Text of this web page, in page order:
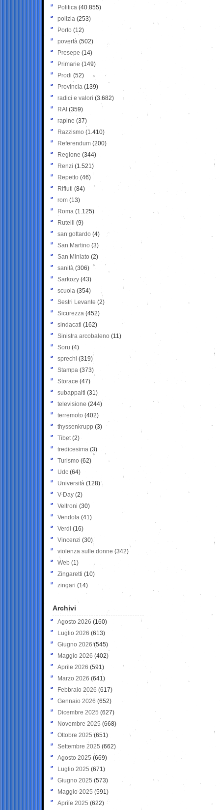
Politica (40.855)
polizia (253)
Porto (12)
povertà (502)
Presepe (14)
Primarie (149)
Prodi (52)
Provincia (139)
radici e valori (3.682)
RAI (359)
rapine (37)
Razzismo (1.410)
Referendum (200)
Regione (344)
Renzi (1.521)
Repetto (46)
Rifiuti (84)
rom (13)
Roma (1.125)
Rutelli (9)
san gottardo (4)
San Martino (3)
San Miniato (2)
sanità (306)
Sarkozy (43)
scuola (354)
Sestri Levante (2)
Sicurezza (452)
sindacati (162)
Sinistra arcobaleno (11)
Soru (4)
sprechi (319)
Stampa (373)
Storace (47)
subappalti (31)
televisione(244)
terremoto (402)
thyssenkrupp (3)
Tibet(2)
tredicesima (3)
Turismo (62)
Udc (64)
Università (128)
V-Day (2)
Veltroni (30)
Vendola (41)
Verdi (16)
Vincenzi (30)
violenza sulle donne (342)
Web (1)
Zingaretti (10)
zingari (14)
Archivi
Agosto 2026 (160)
Luglio 2026 (613)
Giugno 2026 (545)
Maggio 2026 (402)
Aprile 2026 (591)
Marzo 2026 (641)
Febbraio 2026 (617)
Gennaio 2026 (652)
Dicembre 2025 (627)
Novembre 2025 (668)
Ottobre 2025 (651)
Settembre 2025 (662)
Agosto 2025 (669)
Luglio 2025 (671)
Giugno 2025 (573)
Maggio 2025 (591)
Aprile 2025 (622)